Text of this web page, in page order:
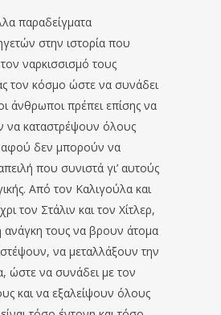
παραδείγματα
στην ιστορία που
ναρκισσισμό τους
τον κόσμο ώστε να συνάδει
άνθρωποι πρέπει επίσης να
καταστρέψουν όλους
αφού δεν μπορούν να
που συνιστά γι’ αυτούς
Από τον Καλιγούλα και
τον Στάλιν και τον Χίτλερ,
ανάγκη τους να βρουν άτομα
να μεταλλάξουν την
ώστε να συνάδει με τον
και να εξαλείψουν όλους